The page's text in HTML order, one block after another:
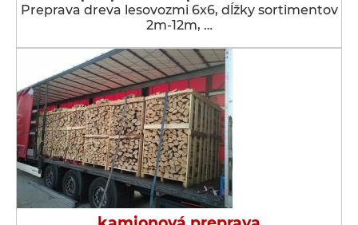
Preprava dreva lesovozmi 6x6, dĺžky sortimentov
2m-12m, …